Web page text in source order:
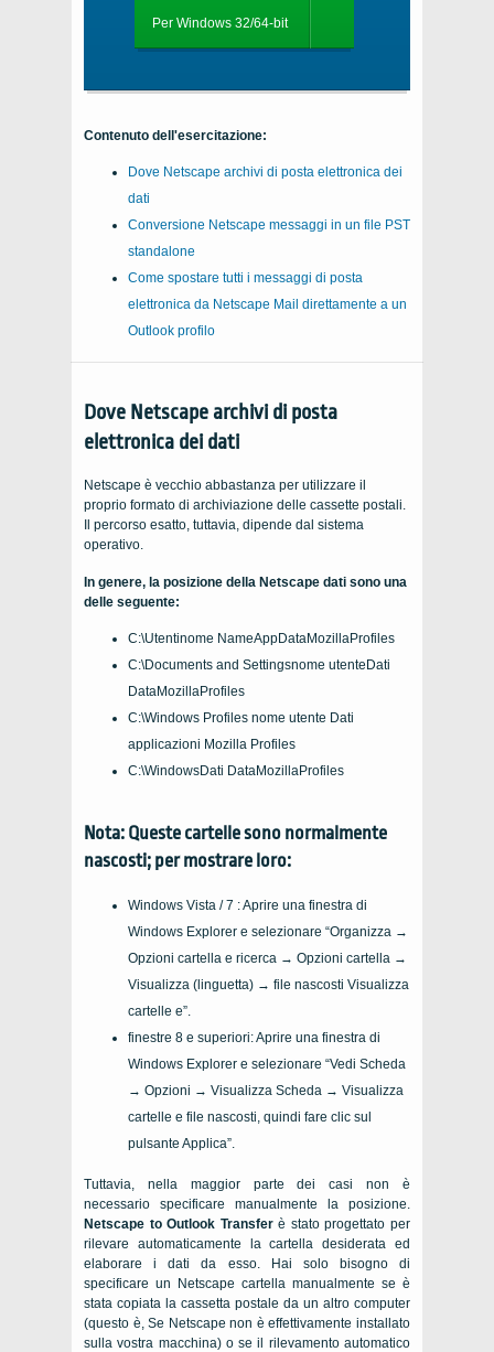
Per Windows 32/64-bit
Contenuto dell'esercitazione:
Dove Netscape archivi di posta elettronica dei
dati
Conversione Netscape messaggi in un file PST
standalone
Come spostare tutti i messaggi di posta
elettronica da Netscape Mail direttamente a un
Outlook profilo
Dove Netscapearchivi di posta
elettronica dei dati
Netscape è vecchio abbastanza per utilizzare il
proprio formato di archiviazione delle cassette postali.
Il percorso esatto, tuttavia, dipende dal sistema
operativo.
In genere, la posizione della Netscape dati sono una
delle seguente:
C:\Utentinome NameAppDataMozillaProfiles
C:\Documents and Settingsnome utenteDati
DataMozillaProfiles
C:\Windows Profiles nome utente Dati
applicazioni Mozilla Profiles
C:\WindowsDati DataMozillaProfiles
Nota: Queste cartelle sono normalmente
nascosti; per mostrare loro:
Windows Vista / 7 : Aprire una finestra di
Windows Explorer e selezionare “Organizza →
Opzioni cartella e ricerca → Opzioni cartella →
Visualizza (linguetta) → file nascosti Visualizza
cartelle e”.
finestre 8 e superiori: Aprire una finestra di
Windows Explorer e selezionare “Vedi Scheda
→ Opzioni → Visualizza Scheda → Visualizza
cartelle e file nascosti, quindi fare clic sul
pulsante Applica”.
Tuttavia, nella maggior parte dei casi non è
necessario specificare manualmente la posizione.
Netscape to Outlook Transferè stato progettato per
rilevare automaticamente la cartella desiderata ed
elaborare i dati da esso. Hai solo bisogno di
specificare un
Netscape cartella manualmente se è
stata copiata la cassetta postale da un altro computer
(questo è, Se Netscape non è effettivamente installato
sulla vostra macchina) o se il rilevamento automatico